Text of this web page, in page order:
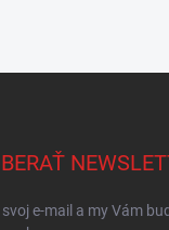
e-mail a my Vám